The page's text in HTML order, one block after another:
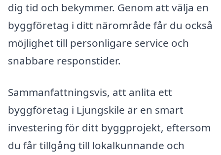
dig tid och bekymmer. Genom att välja en
byggföretag i ditt närområde får du också
möjlighet till personligare service och
snabbare responstider.
Sammanfattningsvis, att anlita ett
byggföretag i Ljungskile är en smart
investering för ditt byggprojekt, eftersom
du får tillgång till lokalkunnande och